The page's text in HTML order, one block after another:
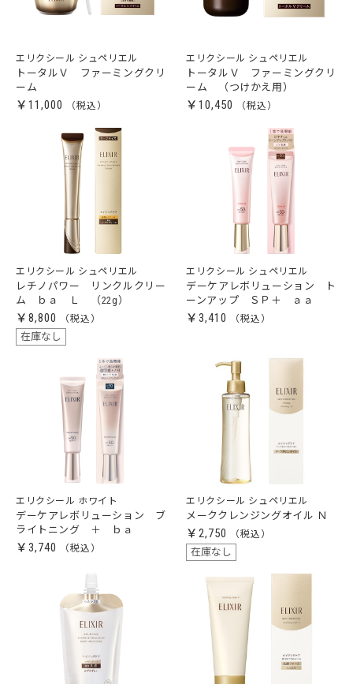
エリクシール シュペリエル
トータルＶ ファーミングクリ
ーム
￥11,000
エリクシール シュペリエル
トータルＶ ファーミングクリ
ーム （つけかえ用）
￥10,450
エリクシール シュペリエル
レチノパワー リンクルクリー
ム ｂａ Ｌ （22g）
￥8,800
在庫なし
エリクシール シュペリエル
デーケアレボリューション ト
ーンアップ ＳＰ＋ ａａ
￥3,410
エリクシール ホワイト
デーケアレボリューション ブ
ライトニング ＋ ｂａ
￥3,740
エリクシール シュペリエル
メーククレンジングオイル Ｎ
￥2,750
在庫なし